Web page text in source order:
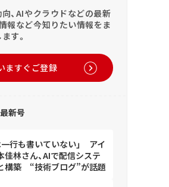
、AIやクラウドなどの最新
報など今知りたい情報をま
す。
ますぐご登録
新号
一行も書いていない」 アイ
佳林さん、AIで配信システ
構築 “技術ブログ”が話題